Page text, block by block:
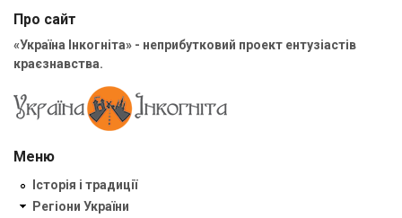
Про сайт
«Україна Інкогніта» - неприбутковий проект ентузіастів
краєзнавства.
Меню
Історія і традиції
Регіони України